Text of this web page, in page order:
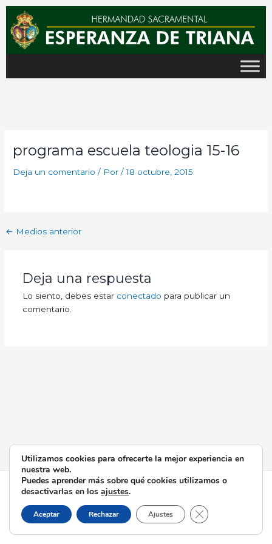
contenido
programa escuela teologia 15-16
Deja un comentario / Por/18 octubre, 2015
← Medios anterior
Deja una respuesta
Lo siento, debes estar conectado para publicar un
comentario.
Todos los derechos © 2026 Esperanza de Triana | Funciona
gracias aTema Astra para WordPress
Utilizamos cookies para ofrecerte la mejor experiencia en
nuestra web.
Puedes aprender más sobre qué cookies utilizamos o
desactivarlas en los ajustes.
Aceptar Rechazar Ajustes Cerrar el banner